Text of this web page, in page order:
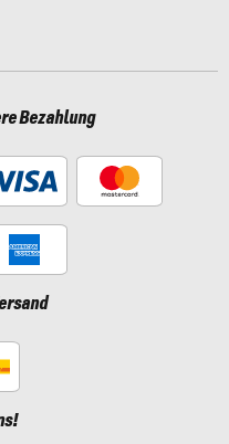
Bezahlung